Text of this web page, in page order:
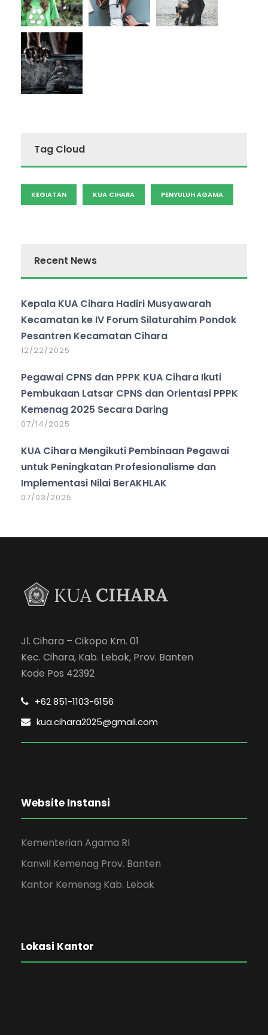
Tag Cloud
KEGIATAN KUA CIHARA PENYULUH AGAMA
Recent News
Kepala KUA Cihara Hadiri Musyawarah
Kecamatan ke IV Forum Silaturahim Pondok
Pesantren Kecamatan Cihara
12/22/2025
Pegawai CPNS dan PPPK KUA Cihara Ikuti
Pembukaan Latsar CPNS dan Orientasi PPPK
Kemenag 2025 Secara Daring
07/14/2025
KUA Cihara Mengikuti Pembinaan Pegawai
untuk Peningkatan Profesionalisme dan
Implementasi Nilai BerAKHLAK
07/03/2025
Jl. Cihara – Cikopo Km. 01
Kec. Cihara, Kab. Lebak, Prov. Banten
Kode Pos 42392
+62 851-1103-6156
kua.cihara2025@gmail.com
Website Instansi
Kementerian Agama RI
Kanwil Kemenag Prov. Banten
Kantor Kemenag Kab. Lebak
Lokasi Kantor